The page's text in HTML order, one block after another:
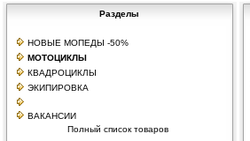
Разделы
НОВЫЕ МОПЕДЫ -50%
МОТОЦИКЛЫ
КВАДРОЦИКЛЫ
ЭКИПИРОВКА
ВАКАНСИИ
Полный список товаров